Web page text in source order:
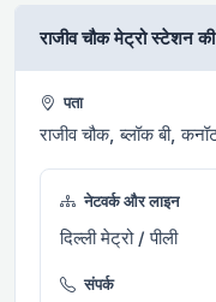
राजीव चौक मेट्रो स्टेशन
पता
राजीव चौक, ब्लॉक बी,
नेटवर्क और लाइन
दिल्ली मेट्रो / पीली
संपर्क